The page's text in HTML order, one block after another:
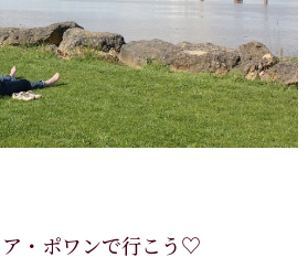
・ポワンで行こう♡